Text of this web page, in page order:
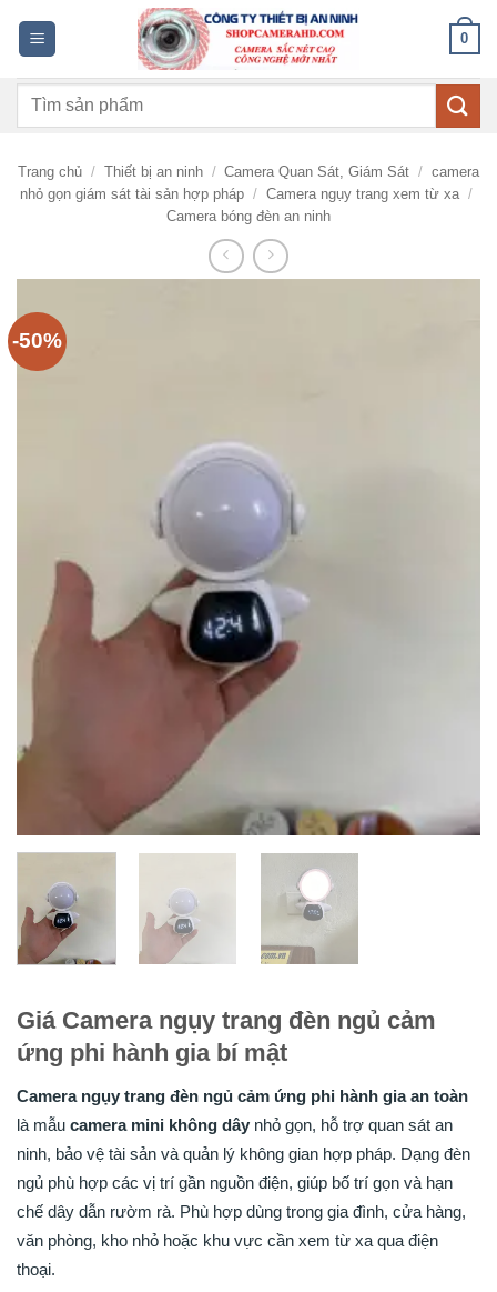
dung
0
Tìm
Trang chủ / Thiết bị an ninh / Camera Quan Sát, Giám Sát / camera
nhỏ gọn giám sát tài sản hợp pháp / Camera ngụy trang xem từ xa /
Camera bóng đèn an ninh
-50%
Giá Camera ngụy trang đèn ngủ cảm
ứng phi hành gia bí mật
Camera ngụy trang đèn ngủ cảm ứng phi hành gia an toàn
là mẫu camera mini không dây nhỏ gọn, hỗ trợ quan sát an
ninh, bảo vệ tài sản và quản lý không gian hợp pháp. Dạng đèn
ngủ phù hợp các vị trí gần nguồn điện, giúp bố trí gọn và hạn
chế dây dẫn rườm rà. Phù hợp dùng trong gia đình, cửa hàng,
văn phòng, kho nhỏ hoặc khu vực cần xem từ xa qua điện
thoại.